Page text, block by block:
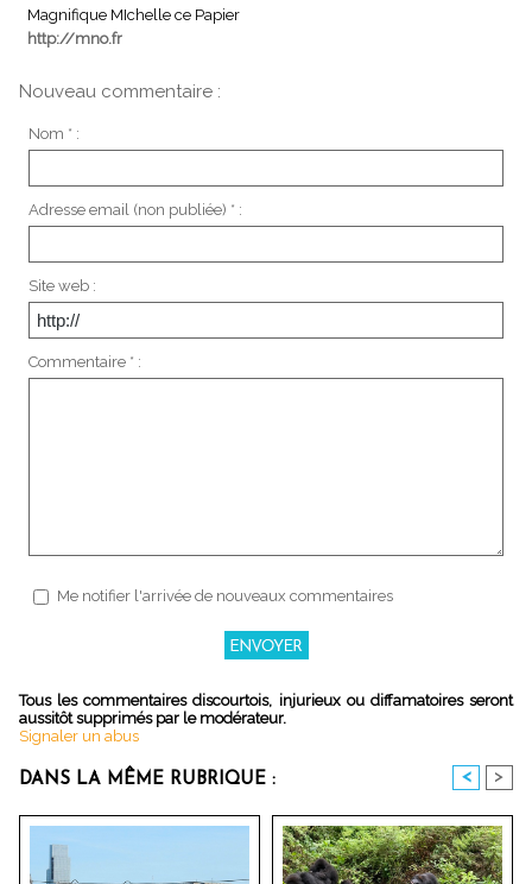
Magnifique MIchelle ce Papier
http://mno.fr
Nouveau commentaire :
Nom * :
Adresse email (non publiée) * :
Site web :
Commentaire * :
Me notifier l'arrivée de nouveaux commentaires
Tous les commentaires discourtois, injurieux ou diffamatoires seront
aussitôt supprimés par le modérateur.
Signaler un abus
DANS LA MÊME RUBRIQUE : < >